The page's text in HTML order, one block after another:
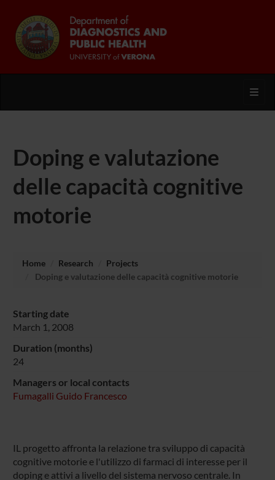
Doping e valutazione
delle capacità cognitive
motorie
Home Research
Projects
Doping e valutazione delle capacità cognitive motorie
Starting date
March 1, 2008
Duration (months)
24
Managers or local contacts
Fumagalli Guido Francesco
IL progetto affronta la relazione tra sviluppo di capacità
cognitive motorie e l'utilizzo di farmaci di interesse per il
doping e attivi a livello del sistema nervoso centrale. In